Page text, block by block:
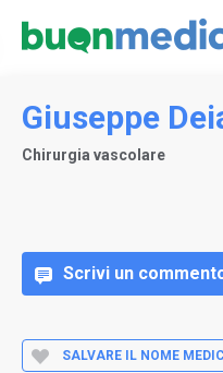
Giuseppe
Chirurgia vascolare
Scrivi un
SALVARE IL NOME